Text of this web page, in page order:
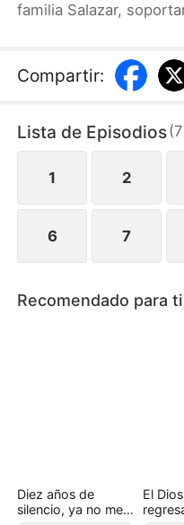
familia Salazar,
del hombre más rico
de un imperio
vida, mientras la
consecuencias de su
subestimado al
Compartir:
Lista de Episodios(
1 2
6 7
Recomendado para ti
Diez años de
silencio, ya no me
El